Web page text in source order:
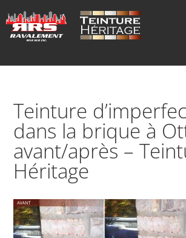
Teinture
dans la brique à
avant/après –
Héritage